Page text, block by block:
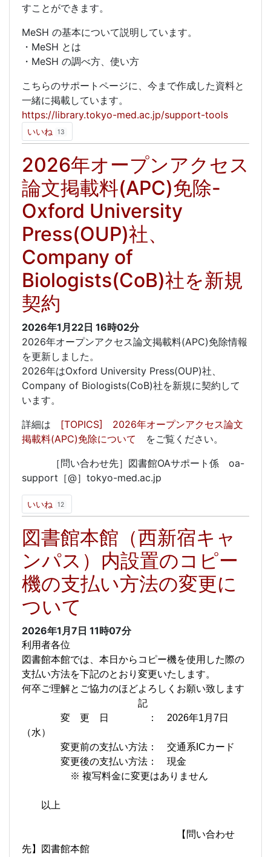
すことができます。
MeSH の基本について説明しています。
・MeSH とは
・MeSH の調べ方、使い方
こちらのサポートページに、今まで作成した資料と
一緒に掲載しています。
https://library.tokyo-med.ac.jp/support-tools
いいね 13
2026年オープンアクセス
論文掲載料(APC)免除-
Oxford University
Press(OUP)社、
Company of
Biologists(CoB)社を新規
契約
2026年1月22日 16時02分
2026年オープンアクセス論文掲載料(APC)免除情報
を更新しました。
2026年はOxford University Press(OUP)社、
Company of Biologists(CoB)社を新規に契約して
います。
詳細は [TOPICS] 2026年オープンアクセス論文
掲載料(APC)免除について をご覧ください。
［問い合わせ先］図書館OAサポート係 oa-
support［@］tokyo-med.ac.jp
いいね 12
図書館本館（西新宿キャ
ンパス）内設置のコピー
機の支払い方法の変更に
ついて
2026年1月7日 11時07分
利用者各位
図書館本館では、本日からコピー機を使用した際の
支払い方法を下記のとおり変更いたします。
何卒ご理解とご協力のほどよろしくお願い致します
記
変 更 日 ： 2026年1月7日
（水）
変更前の支払い方法： 交通系ICカード
変更後の支払い方法： 現金
※ 複写料金に変更はありません
以上
【問い合わせ
先】図書館本館